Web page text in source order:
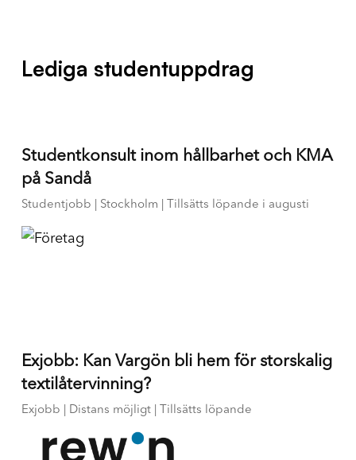
Lediga studentuppdrag
Studentkonsult inom hållbarhet och KMA
på Sandå
Studentjobb | Stockholm | Tillsätts löpande i augusti
Exjobb: Kan Vargön bli hem för storskalig
textilåtervinning?
Exjobb | Distans möjligt | Tillsätts löpande